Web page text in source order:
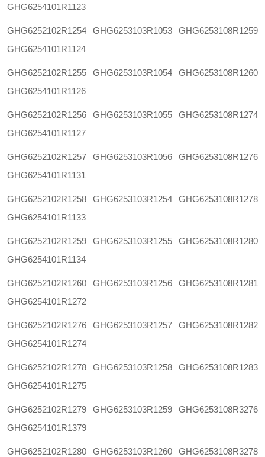
GHG6254101R1123
GHG6252102R1254 GHG6253103R1053
GHG6253108R1259
GHG6254101R1124
GHG6252102R1255 GHG6253103R1054
GHG6253108R1260
GHG6254101R1126
GHG6252102R1256 GHG6253103R1055
GHG6253108R1274
GHG6254101R1127
GHG6252102R1257 GHG6253103R1056
GHG6253108R1276
GHG6254101R1131
GHG6252102R1258 GHG6253103R1254
GHG6253108R1278
GHG6254101R1133
GHG6252102R1259 GHG6253103R1255
GHG6253108R1280
GHG6254101R1134
GHG6252102R1260 GHG6253103R1256
GHG6253108R1281
GHG6254101R1272
GHG6252102R1276 GHG6253103R1257
GHG6253108R1282
GHG6254101R1274
GHG6252102R1278 GHG6253103R1258
GHG6253108R1283
GHG6254101R1275
GHG6252102R1279 GHG6253103R1259
GHG6253108R3276
GHG6254101R1379
GHG6252102R1280 GHG6253103R1260 GHG6253108R3278